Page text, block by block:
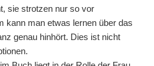
sie strotzen nur so vor
kann man etwas lernen über das
genau hinhört. Dies ist nicht